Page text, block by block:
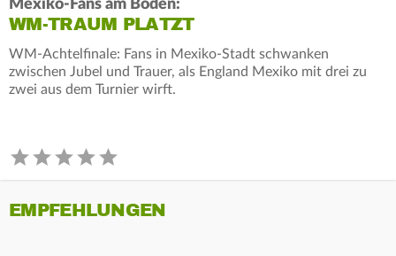
Mexiko-Fans am Boden:
WM-TRAUM PLATZT
WM-Achtelfinale: Fans in Mexiko-Stadt schwanken
zwischen Jubel und Trauer, als England Mexiko mit drei zu
zwei aus dem Turnier wirft.
EMPFEHLUNGEN